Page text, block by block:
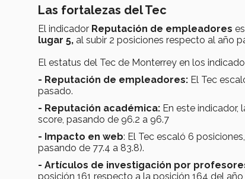
Las fortalezas del Tec
El indicador Reputación de empleadores
lugar 5, al subir 2 posiciones respecto al año
El estatus del Tec de Monterrey en los
- Reputación de empleadores: El Tec
pasado.
- Reputación académica: En este indicador,
score, pasando de 96.2 a 96.7
- Impacto en web: El Tec escaló 6
pasando de 77.4 a 83.8).
- Artículos de investigación por
posición 161 respecto a la posición 164 del